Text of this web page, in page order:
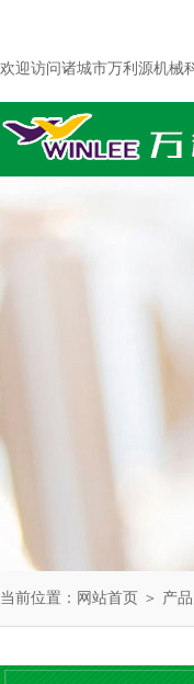
欢迎访问诸城市万利源机械
当前位置： 网站首页 ＞ 产